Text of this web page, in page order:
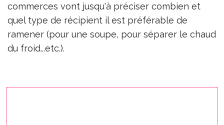
commerces vont jusqu'à préciser combien et
quel type de récipient il est préférable de
ramener (pour une soupe, pour séparer le chaud
du froid...etc.).